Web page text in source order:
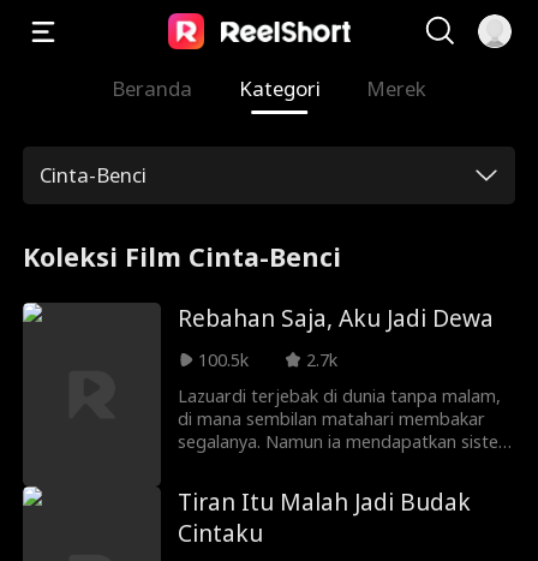
Beranda Kategori Merek
Cinta-Benci
Koleksi Film Cinta-Benci
Rebahan Saja, Aku Jadi Dewa
100.5k
2.7k
Lazuardi terjebak di dunia tanpa malam,
di mana sembilan matahari membakar
segalanya. Namun ia mendapatkan sistem
berlatih tanpa henti, ia hanya… rebahan.
Dalam mimpinya, ia menghancurkan
matahari satu per satu. Dari pria biasa, ia
Tiran Itu Malah Jadi Budak
Cintaku